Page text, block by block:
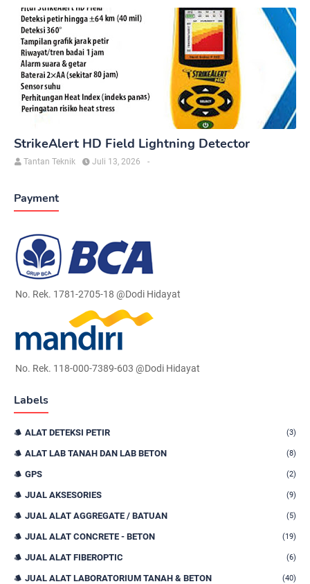
StrikeAlert HD Field Lightning Detector
Tantan Teknik -
Juli 13, 2026
Payment
No. Rek. 1781-2705-18 @Dodi Hidayat
No. Rek. 118-000-7389-603 @Dodi Hidayat
Labels
ALAT DETEKSI PETIR (3)
ALAT LAB TANAH DAN LAB BETON (8)
GPS (2)
JUAL AKSESORIES (9)
JUAL ALAT AGGREGATE / BATUAN (5)
JUAL ALAT CONCRETE - BETON (19)
JUAL ALAT FIBEROPTIC (6)
JUAL ALAT LABORATORIUM TANAH & BETON (40)